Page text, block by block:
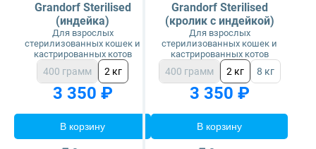
Grandorf Sterilised
(индейка)
Для взрослых
стерилизованных кошек и
кастрированных котов
400 грамм 2 кг
3 350 ₽
В корзину
Grandorf Sterilised
(кролик с индейкой)
Для взрослых
стерилизованных кошек и
кастрированных котов
400 грамм 2 кг 8 кг
3 350 ₽
В корзину